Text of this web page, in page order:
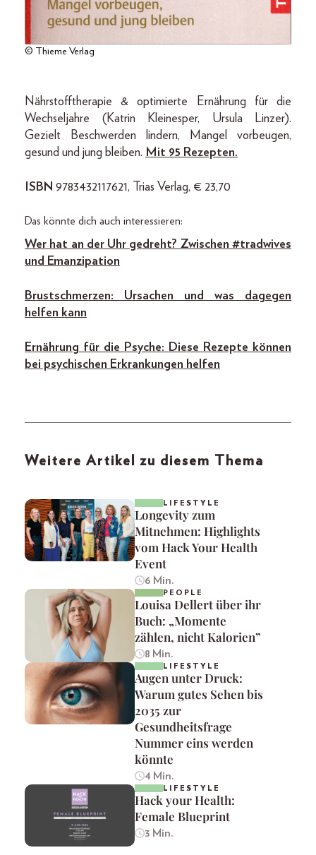
© Thieme Verlag
Nährstofftherapie & optimierte Ernährung für die
Wechseljahre (Katrin Kleinesper, Ursula Linzer).
Gezielt Beschwerden lindern, Mangel vorbeugen,
gesund und jung bleiben. Mit 95 Rezepten.
ISBN 9783432117621, Trias Verlag, € 23,70
Das könnte dich auch interessieren:
Wer hat an der Uhr gedreht? Zwischen #tradwives
und Emanzipation
Brustschmerzen: Ursachen und was dagegen
helfen kann
Ernährung für die Psyche: Diese Rezepte können
bei psychischen Erkrankungen helfen
Weitere Artikel zu diesem Thema
LIFESTYLE
Longevity zum
Mitnehmen: Highlights
vom Hack Your Health
Event
6 Min.
PEOPLE
Louisa Dellert über ihr
Buch: „Momente
zählen, nicht Kalorien”
8 Min.
LIFESTYLE
Augen unter Druck:
Warum gutes Sehen bis
2035 zur
Gesundheitsfrage
Nummer eins werden
könnte
4 Min.
LIFESTYLE
Hack your Health:
Female Blueprint
3 Min.